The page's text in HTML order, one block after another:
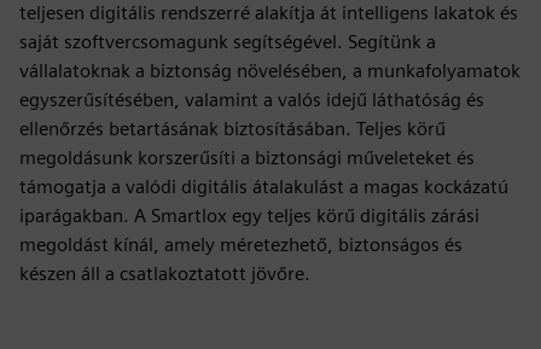
teljesen digitális rendszerré alakítja át intelligens lakatok és
saját szoftvercsomagunk segítségével. Segítünk a
vállalatoknak a biztonság növelésében, a munkafolyamatok
egyszerűsítésében, valamint a valós idejű láthatóság és
ellenőrzés betartásának biztosításában. Teljes körű
megoldásunk korszerűsíti a biztonsági műveleteket és
támogatja a valódi digitális átalakulást a magas kockázatú
iparágakban. A Smartlox egy teljes körű digitális zárási
megoldást kínál, amely méretezhető, biztonságos és
készen áll a csatlakoztatott jövőre.